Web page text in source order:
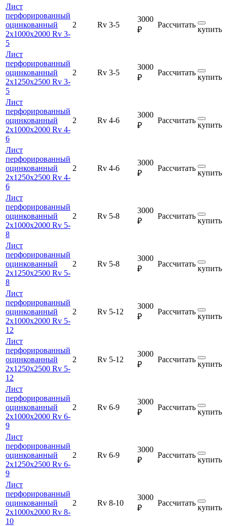
Лист
перфорированный
оцинкованный
2х1000х2000 Rv 3-
5
2 Rv 3-5
3000
₽
Рассчитать
купить
Лист
перфорированный
оцинкованный
2х1250х2500 Rv 3-
5
2 Rv 3-5
3000
₽
Рассчитать
купить
Лист
перфорированный
оцинкованный
2х1000х2000 Rv 4-
6
2 Rv 4-6
3000
₽
Рассчитать
купить
Лист
перфорированный
оцинкованный
2х1250х2500 Rv 4-
6
2 Rv 4-6
3000
₽
Рассчитать
купить
Лист
перфорированный
оцинкованный
2х1000х2000 Rv 5-
8
2 Rv 5-8
3000
₽
Рассчитать
купить
Лист
перфорированный
оцинкованный
2х1250х2500 Rv 5-
8
2 Rv 5-8
3000
₽
Рассчитать
купить
Лист
перфорированный
оцинкованный
2х1000х2000 Rv 5-
12
2 Rv 5-12
3000
₽
Рассчитать
купить
Лист
перфорированный
оцинкованный
2х1250х2500 Rv 5-
12
2 Rv 5-12
3000
₽
Рассчитать
купить
Лист
перфорированный
оцинкованный
2х1000х2000 Rv 6-
9
2 Rv 6-9
3000
₽
Рассчитать
купить
Лист
перфорированный
оцинкованный
2х1250х2500 Rv 6-
9
2 Rv 6-9
3000
₽
Рассчитать
купить
Лист
перфорированный
оцинкованный
2х1000х2000 Rv 8-
10
2 Rv 8-10
3000
₽
Рассчитать
купить